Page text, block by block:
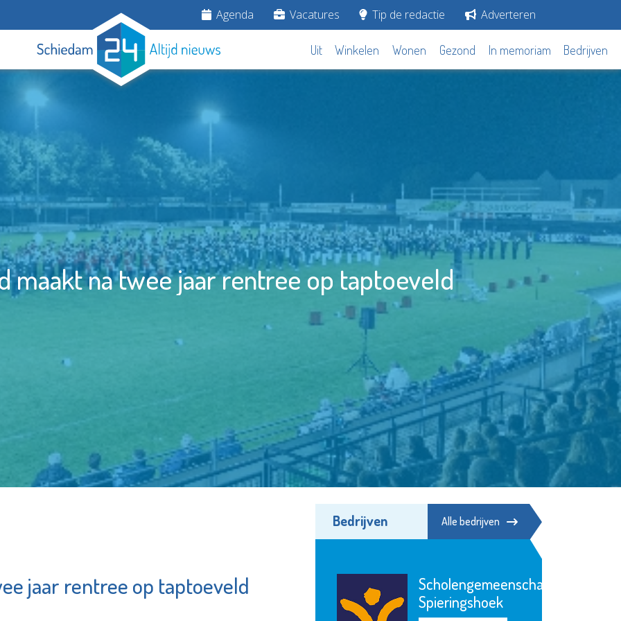
Agenda Vacatures Tip de redactie Adverteren
Uit Winkelen Wonen Gezond In memoriam Bedrijven
maakt na twee jaar rentree op taptoeveld
jaar rentree op taptoeveld
Bedrijven Alle bedrijven
Scholengemeenschap
Hospice de
Margriet